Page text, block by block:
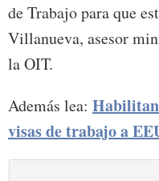
de Trabajo para que
Villanueva, asesor
la OIT.
Además lea:
visas de trabajo a